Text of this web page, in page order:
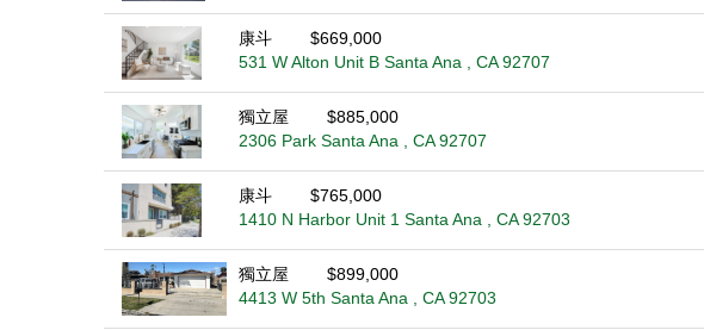
康斗
$669,000
531 W Alton Unit B Santa Ana , CA 92707
獨立屋
$885,000
2306 Park Santa Ana , CA 92707
康斗
$765,000
1410 N Harbor Unit 1 Santa Ana , CA 92703
獨立屋
$899,000
4413 W 5th Santa Ana , CA 92703